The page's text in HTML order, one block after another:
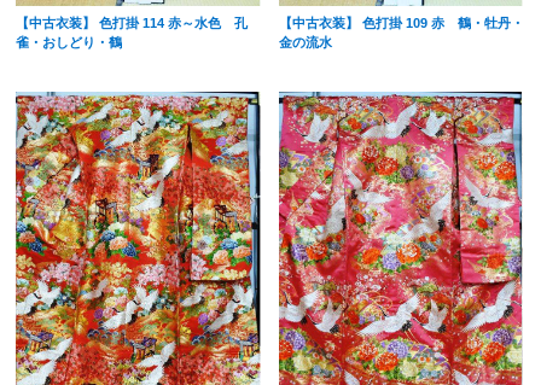
【中古衣装】 色打掛 114 赤～水色 孔
雀・おしどり・鶴
【中古衣装】 色打掛 109 赤 鶴・牡丹・
金の流水